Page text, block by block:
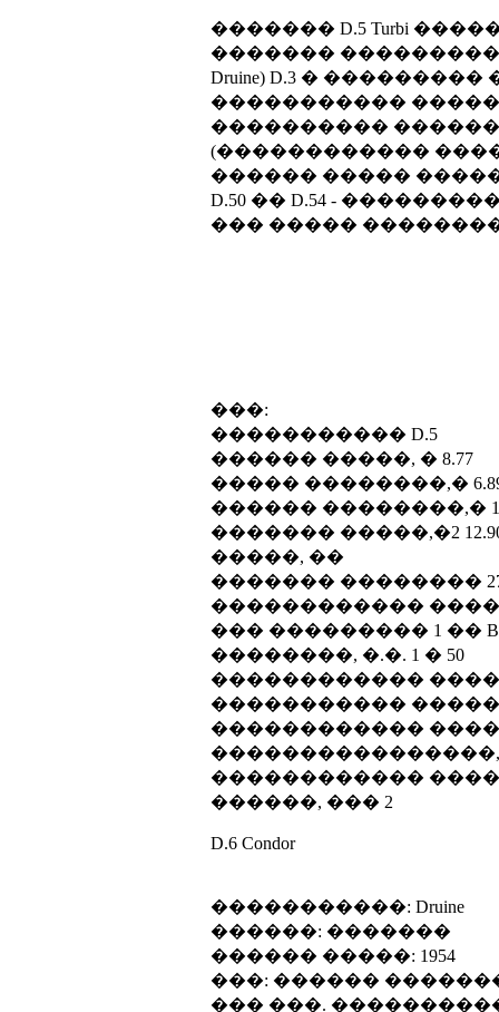
������� D.5 Turbi
�������
Druine) D.3 �
�����������
����������
(������������
������ �����
D.50 �� D.54 -
��� �����
���:
����������� D.5
������ �����, � 8.77
����� ��������,�
������ ��������,�
������� �����,�2
�����, ��
������� ��������
������������
��� ��������� 1 ��
��������, �.�. 1 � 50
������������
�����������
������������
����������������,
������������
������, ��� 2
D.6 Condor
�����������: Druine
������: �������
������ �����: 1954
���: ������
��� ���.